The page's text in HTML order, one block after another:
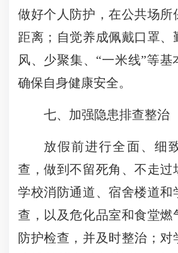
做好个人防护，在公共场所
距离；自觉养成佩戴口罩、
风、少聚集、“一米线”等基
确保自身健康安全。
七、加强隐患排查整治
放假前进行全面、细
查，做到不留死角、不走过
学校消防通道、宿舍楼道和
查，以及危化品室和食堂燃
防护检查，并及时整治；对